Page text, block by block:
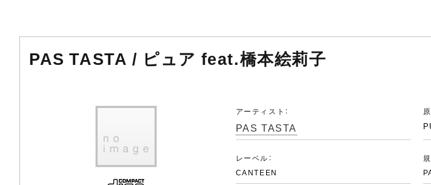
PAS TASTA / ピュア feat.橋本絵莉子
アーティスト：
PAS TASTA
レーベル：
CANTEEN